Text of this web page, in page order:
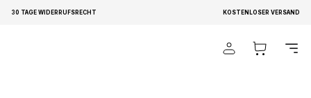
30 TAGE WIDERRUFSRECHT KOSTENLOSER VERSAND
Wir verwenden Cookies, um Inhalte und Anzeigen zu